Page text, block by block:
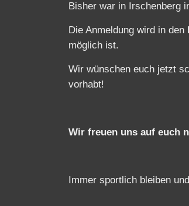
Bisher war in Irschenberg
Die Anmeldung wird in
möglich ist.
Wir wünschen euch jetzt
vorhabt!
Wir freuen uns auf euch
Immer sportlich bleiben